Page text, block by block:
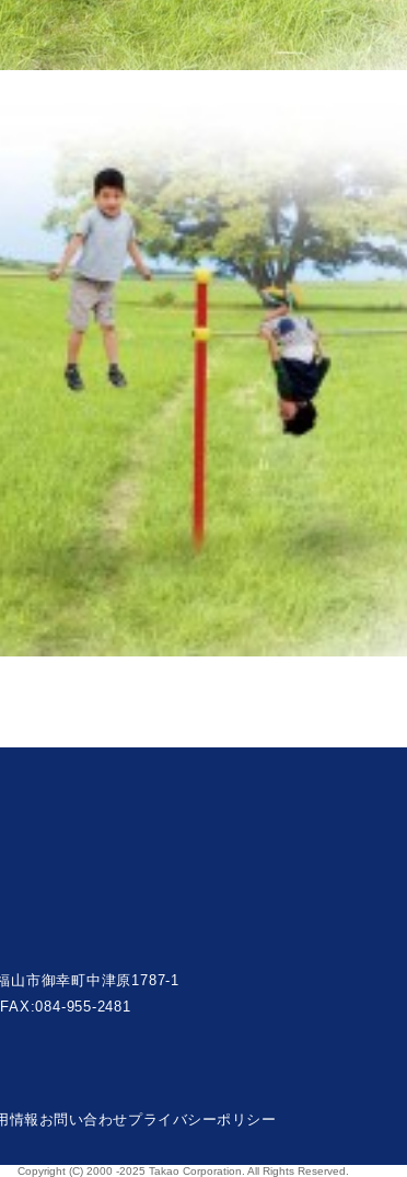
山市御幸町中津原1787-1
955-2481
情報 お問い合わせプライバシーポリシー
Copyright (C) 2000 -2025 Takao Corporation. All Rights Reserved.